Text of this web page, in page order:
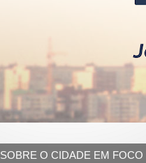
SOBRE O CIDADE EM FOCO